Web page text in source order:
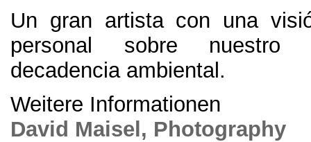
Un gran artista con una
personal sobre nuestro
decadencia ambiental .
Weitere Informationen
David Maisel , Photography